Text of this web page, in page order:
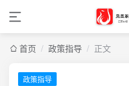
首页 / 政策指导 / 正文
政策指导